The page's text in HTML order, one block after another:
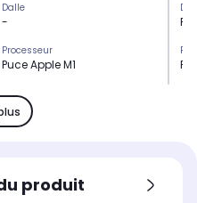
Dalle
-
Processeur
Puce Apple M1
Stockage
SSD 512 Go
Type de charnière
Standard
produit